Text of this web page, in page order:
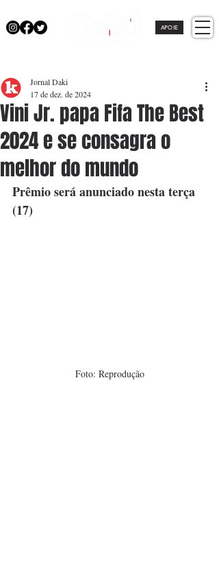
APOIE
Vini Jr. papa Fifa The Best
2024 e se consagra o
melhor do mundo
Jornal Daki
17 de dez. de 2024
Prêmio será anunciado nesta terça
(17)
Foto: Reprodução